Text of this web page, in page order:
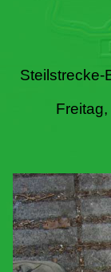
Literatur
Termine
Steilstrecke-